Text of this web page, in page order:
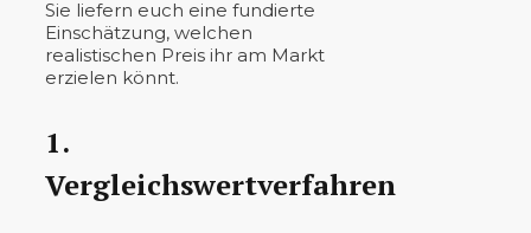
Sie liefern euch eine fundierte
Einschätzung, welchen
realistischen Preis ihr am Markt
erzielen könnt.
1.
Vergleichswertverfahren